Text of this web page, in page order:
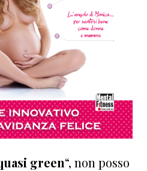
green“, non posso